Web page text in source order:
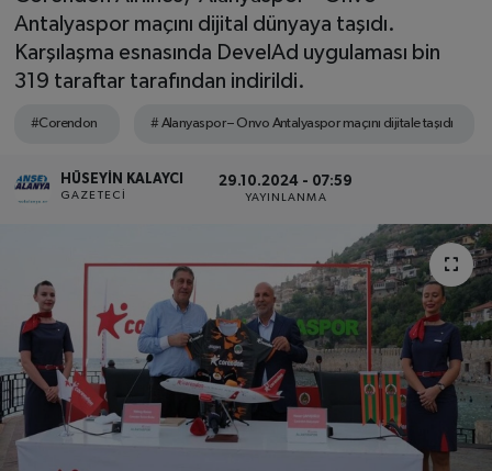
Antalyaspor maçını dijital dünyaya taşıdı.
Karşılaşma esnasında DevelAd uygulaması bin
319 taraftar tarafından indirildi.
#Corendon # Alanyaspor – Onvo Antalyaspor maçını dijitale taşıdı
HÜSEYIN KALAYCI
GAZETECI
29.10.2024 - 07:59
YAYINLANMA